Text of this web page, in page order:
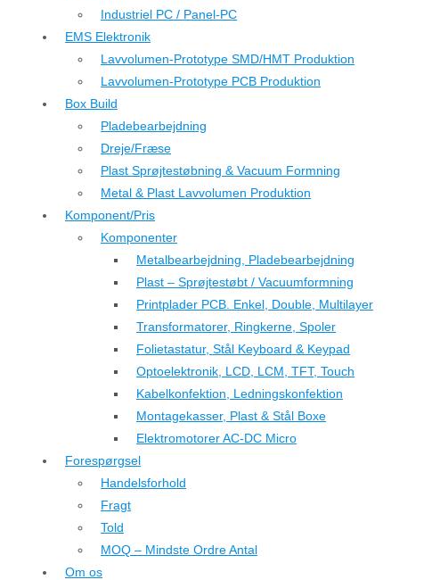
Industriel PC / Panel-PC
EMS Elektronik
Lavvolumen-Prototype SMD/HMT Produktion
Lavvolumen-Prototype PCB Produktion
Box Build
Pladebearbejdning
Dreje/Fræse
Plast Sprøjtestøbning & Vacuum Formning
Metal & Plast Lavvolumen Produktion
Komponent/Pris
Komponenter
Metalbearbejdning, Pladebearbejdning
Plast – Sprøjtestøbt / Vacuumformning
Printplader PCB. Enkel, Double, Multilayer
Transformatorer, Ringkerne, Spoler
Folietastatur, Stål Keyboard & Keypad
Optoelektronik, LCD, LCM, TFT, Touch
Kabelkonfektion, Ledningskonfektion
Montagekasser, Plast & Stål Boxe
Elektromotorer AC-DC Micro
Forespørgsel
Handelsforhold
Fragt
Told
MOQ – Mindste Ordre Antal
Om os